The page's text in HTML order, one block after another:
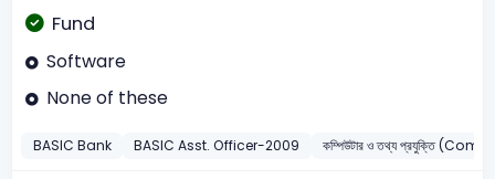
Fund
Software
None of these
BASIC Bank BASIC Asst. Officer-2009 কম্পিউটার ও তথ্য প্রযুক্তি